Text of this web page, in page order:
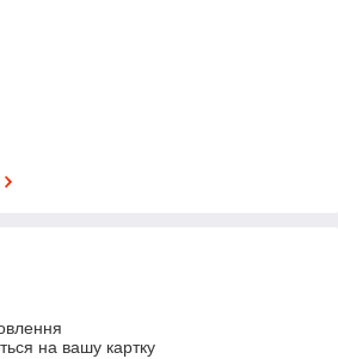
на вашу картку